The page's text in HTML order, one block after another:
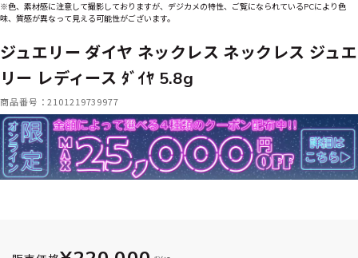
※色、素材感に注意して撮影しておりますが、デジカメの特性、ご覧になられているPCにより色
味、質感が異なって見える可能性がございます。
ジュエリー ダイヤ ネックレス ネックレス ジュエ
リー レディース ﾀﾞｲﾔ 5.8g
商品番号：2101219739977